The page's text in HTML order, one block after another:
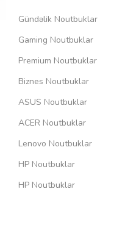
Gündəlik Noutbuklar
Gaming Noutbuklar
Premium Noutbuklar
Biznes Noutbuklar
ASUS Noutbuklar
ACER Noutbuklar
Lenovo Noutbuklar
HP Noutbuklar
HP Noutbuklar